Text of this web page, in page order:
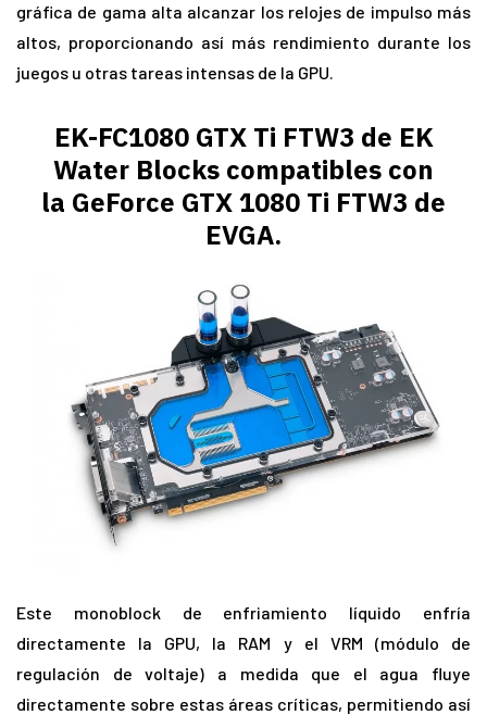
gráfica de gama alta alcanzar los relojes de impulso más
altos, proporcionando así más rendimiento durante los
juegos u otras tareas intensas de la GPU.
EK-FC1080 GTX Ti FTW3 de EK
Water Blocks compatibles con
la GeForce GTX 1080 Ti FTW3 de
EVGA.
Este monoblock de enfriamiento líquido enfría
directamente la GPU, la RAM y el VRM (módulo de
regulación de voltaje) a medida que el agua fluye
directamente sobre estas áreas críticas, permitiendo así